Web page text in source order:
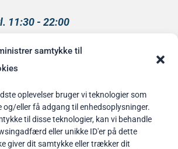
samtykke til
oplevelser bruger vi teknologier som
og/eller få adgang til enhedsoplysninger.
til disse teknologier, kan vi behandle
eller unikke ID'er på dette
giver dit samtykke eller trækker dit
11:30 - 22:00
af